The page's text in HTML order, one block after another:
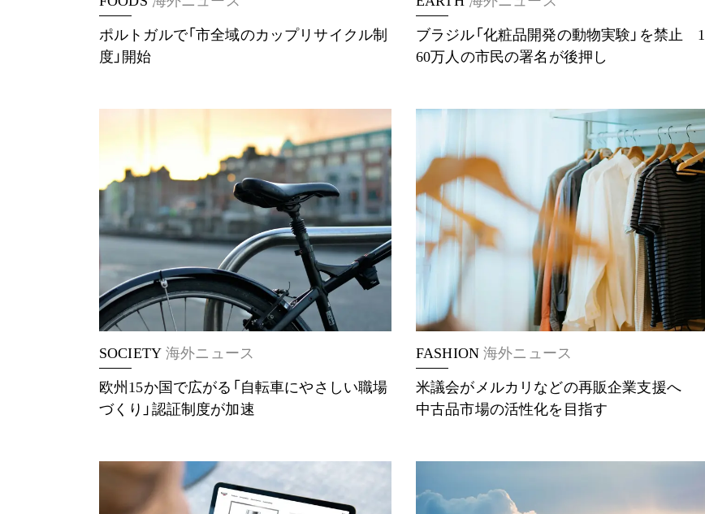
ポルトガルで「市全域のカップリサイクル制
度」開始
ブラジル「化粧品開発の動物実験」を禁止 1
60万人の市民の署名が後押し
SOCIETY 海外ニュース
欧州15か国で広がる「自転車にやさしい職場
づくり」認証制度が加速
FASHION 海外ニュース
米議会がメルカリなどの再販企業支援へ
中古品市場の活性化を目指す